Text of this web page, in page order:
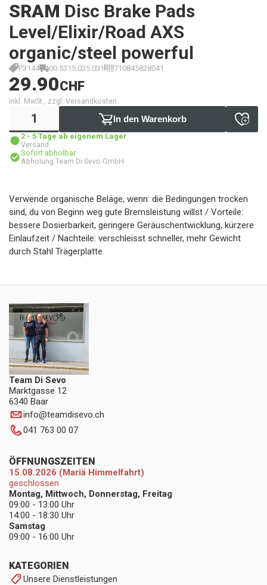
SRAM Disc Brake Pads
Level/Elixir/Road AXS
organic/steel powerful
P3144 00.5315.035.031 710845828041
29.90CHF
inkl. MwSt., zzgl. Versandkosten
In den Warenkorb
2 - 5 Tage ab eigenem Lager
Versand
Sofort abholbar
Abholung Team Di Sevo GmbH
Verwende organische Beläge, wenn: die Bedingungen trocken
sind, du von Beginn weg gute Bremsleistung willst / Vorteile:
bessere Dosierbarkeit, geringere Geräuschentwicklung, kürzere
Einlaufzeit / Nachteile: verschleisst schneller, mehr Gewicht
durch Stahl Trägerplatte.
Team Di Sevo
Marktgasse 12
6340 Baar
info@teamdisevo.ch
041 763 00 07
KATEGORIEN
Unsere Dienstleistungen
ÖFFNUNGSZEITEN
15.08.2026 (Mariä Himmelfahrt)
geschlossen
Montag, Mittwoch, Donnerstag, Freitag
09:00 - 13:00 Uhr
14:00 - 18:30 Uhr
Samstag
09:00 - 16:00 Uhr